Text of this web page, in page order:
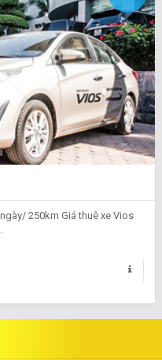
250km Giá thuê xe Vios